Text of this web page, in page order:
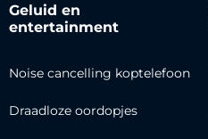
Geluid en
entertainment
Noise cancelling koptelefoon
Draadloze oordopjes